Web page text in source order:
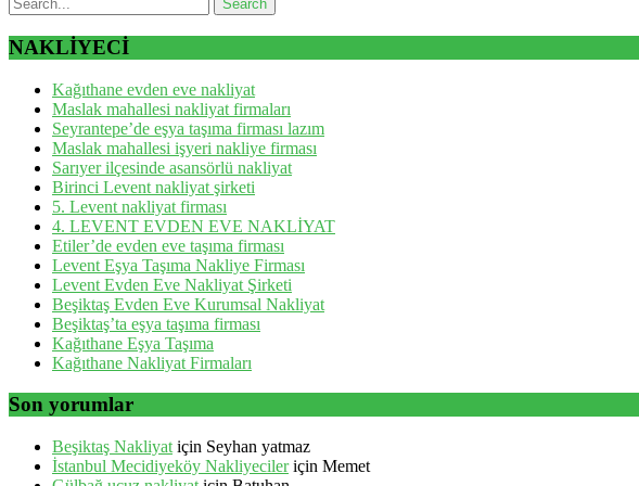
NAKLİYECİ
Kağıthane evden eve nakliyat
Maslak mahallesi nakliyat firmaları
Seyrantepe’de eşya taşıma firması lazım
Maslak mahallesi işyeri nakliye firması
Sarıyer ilçesinde asansörlü nakliyat
Birinci Levent nakliyat şirketi
5. Levent nakliyat firması
4. LEVENT EVDEN EVE NAKLİYAT
Etiler’de evden eve taşıma firması
Levent Eşya Taşıma Nakliye Firması
Levent Evden Eve Nakliyat Şirketi
Beşiktaş Evden Eve Kurumsal Nakliyat
Beşiktaş’ta eşya taşıma firması
Kağıthane Eşya Taşıma
Kağıthane Nakliyat Firmaları
Son yorumlar
Beşiktaş Nakliyat için Seyhan yatmaz
İstanbul Mecidiyeköy Nakliyecileriçin Memet